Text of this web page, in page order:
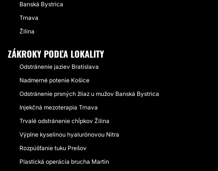
Banská Bystrica
Trnava
Žilina
ZÁKROKY PODĽA LOKALITY
Odstránenie jaziev Bratislava
Nadmerné potenie Košice
Odstránenie prsných žliaz u mužov Banská Bystrica
Injekčná mezoterapia Trnava
Trvalé odstránenie chĺpkov Žilina
Výplne kyselinou hyalurónovou Nitra
Rozpúšťanie tuku Prešov
Plastická operácia brucha Martin